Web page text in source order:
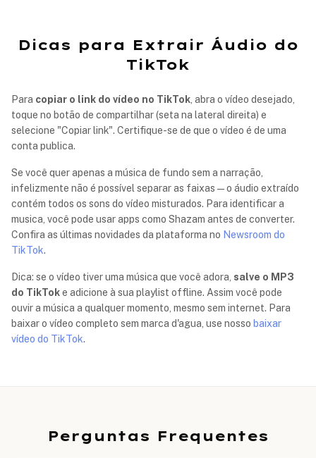
Dicas para Extrair Áudio do
TikTok
Para copiar o link do vídeo no TikTok , abra o vídeo desejado,
toque no botão de compartilhar (seta na lateral direita) e
selecione "Copiar link". Certifique-se de que o vídeo é de uma
conta publica.
Se você quer apenas a música de fundo sem a narração,
infelizmente não é possível separar as faixas — o áudio extraído
contém todos os sons do vídeo misturados. Para identificar a
musica, você pode usar apps como Shazam antes de converter.
Confira as últimas novidades da plataforma no Newsroom do
TikTok.
Dica: se o vídeo tiver uma música que você adora, salve o MP3
do TikToke adicione à sua playlist offline. Assim você pode
ouvir a música a qualquer momento, mesmo sem internet. Para
baixar o vídeo completo sem marca d'agua, use nosso baixar
vídeo do TikTok.
Perguntas Frequentes